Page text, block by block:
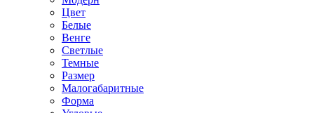
Цвет
Белые
Венге
Светлые
Темные
Размер
Малогабаритные
Форма